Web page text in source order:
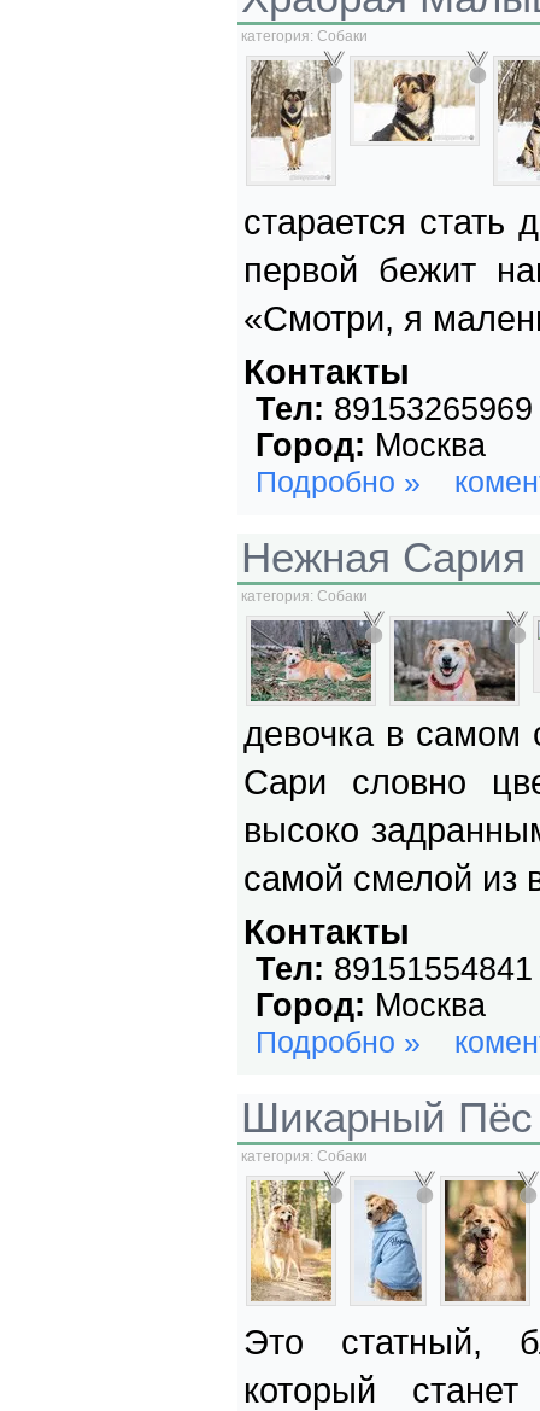
категория: Собаки
старается
первой бежит
«Смотри, я
Контакты
Тел: 89153265969
Город: Москва
Подробно »
Нежная
категория: Собаки
девочка в самом
Сари словно
высоко
самой смелой из
Контакты
Тел: 89151554841
Город: Москва
Подробно »
Шикарный
категория: Собаки
Это статный,
который